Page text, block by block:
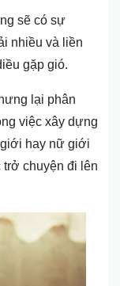
sẽ có sự
nhiều và liền
gặp gió.
lại phân
việc xây dựng
hay nữ giới
chuyện đi lên